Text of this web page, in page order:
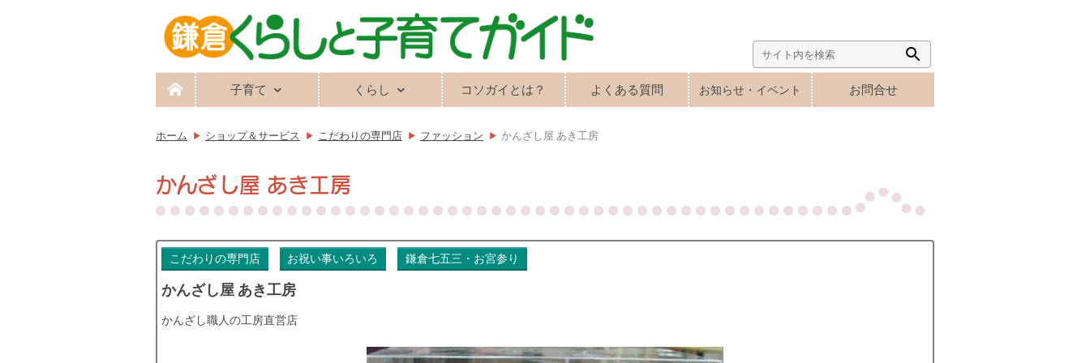
Search
for:
Search
Button
子育て くらし コソガイとは？ よくある質問 お知らせ・イベント お問合せ
ホーム ショップ＆サービス こだわりの専門店 ファッション かんざし屋 あき工房
かんざし屋 あき工房
こだわりの専門店 お祝い事いろいろ 鎌倉七五三・お宮参り
かんざし屋 あき工房
かんざし職人の工房直営店